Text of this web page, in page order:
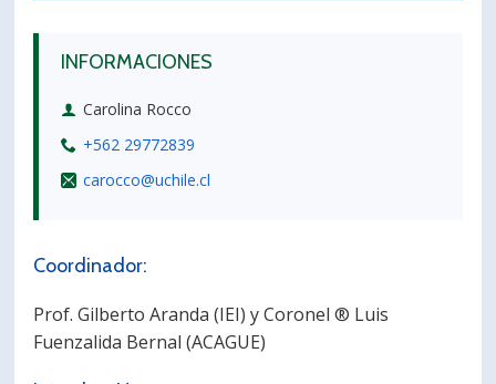
INFORMACIONES
Carolina Rocco
+562 29772839
carocco@uchile.cl
Coordinador:
Prof. Gilberto Aranda (IEI) y Coronel ® Luis
Fuenzalida Bernal (ACAGUE)